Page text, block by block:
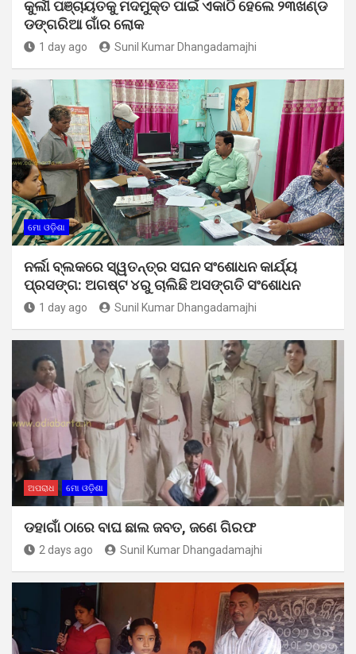
କୁର୍ଲୀ ପଞ୍ଚାୟତକୁ ମଦମୁକ୍ତ ପାଇଁ ଏକାଠି ହେଲେ ୨୩ଖଣ୍ଡ
ଡଙ୍ଗରିଆ ଗାଁର ଲୋକ
1 day ago Sunil Kumar Dhangadamajhi
ମୋ ଓଡ଼ିଶା
ନର୍ଲା ବ୍ଲକରେ ସ୍ୱତନ୍ତ୍ର ସଘନ ସଂଶୋଧନ କାର୍ଯ୍ୟ
ପ୍ରସଙ୍ଗ: ଅଗଷ୍ଟ ୪ରୁ ଚାଲିଛି ଅସଙ୍ଗତି ସଂଶୋଧନ
1 day ago Sunil Kumar Dhangadamajhi
ଅପରାଧ ମୋ ଓଡ଼ିଶା
ଡହାଗାଁ ଠାରେ ବାଘ ଛାଲ ଜବତ, ଜଣେ ଗିରଫ
2 days ago Sunil Kumar Dhangadamajhi